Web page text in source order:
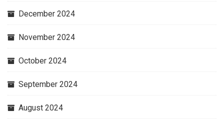
December 2024
November 2024
October 2024
September 2024
August 2024